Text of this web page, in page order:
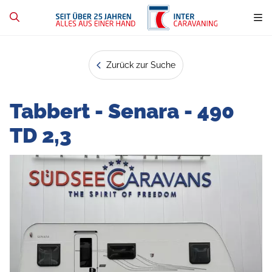
Zurück zur Suche
Tabbert - Senara - 490
TD 2,3